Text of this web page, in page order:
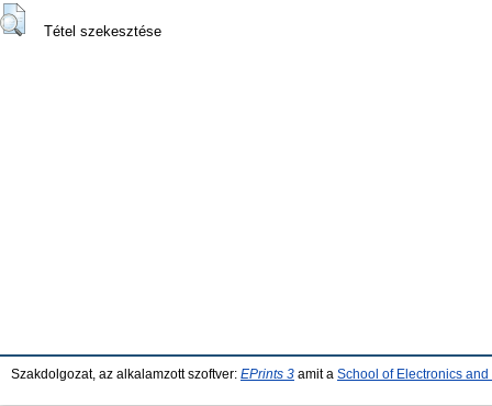
Tétel szekesztése
Szakdolgozat, az alkalamzott szoftver: EPrints 3 amit a School of Electronics